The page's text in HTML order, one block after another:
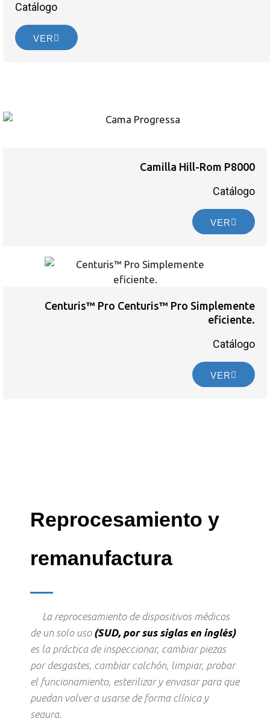
Catálogo
VER
Camilla Hill-Rom P8000
Catálogo
VER
Centuris™ Pro Centuris™ Pro Simplemente
eficiente.
Catálogo
VER
Reprocesamiento y
remanufactura
La reprocesamientode dispositivos médicos
de un solo uso (SUD, por sus siglas en inglés)
es la práctica de inspeccionar, cambiar piezas
por desgastes, cambiar colchón, limpiar, probar
el funcionamiento, esterilizar y envasar para que
puedan volver a usarse de forma clínica y
segura.